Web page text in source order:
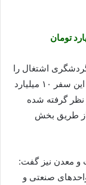
اشتغال را
در این زمینه گسترش می‌دهد، اظهار داشت: در این سفر ۱۰ میلیارد
گرفته شده
تومان از طریق بخش
و معدن نیز گفت:
صنعتی و